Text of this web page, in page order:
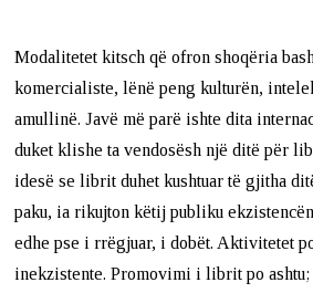
Modalitetet kitsch që ofron shoqëria
komercialiste, lënë peng kulturën,
amullinë. Javë më parë ishte dita
duket klishe ta vendosësh një ditë për
idesë se librit duhet kushtuar të gjitha
paku, ia rikujton këtij publiku
edhe pse i rrëgjuar, i dobët. Aktivitetet
inekzistente. Promovimi i librit po